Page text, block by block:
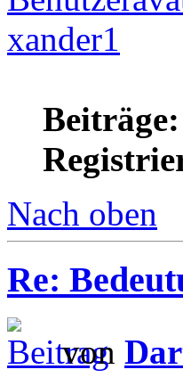
xander1
Beiträge:
Nach oben
Re:
von